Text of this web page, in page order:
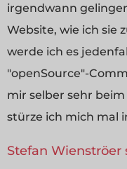
irgendwann
Website, wie ich sie
werde ich es
"openSource"-
mir selber sehr
stürze ich mich mal
Stefan Wienströer